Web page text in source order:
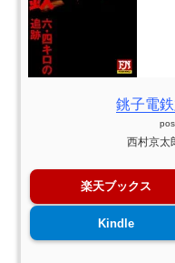
銚子電
西村京太
楽天ブックス
Kindle